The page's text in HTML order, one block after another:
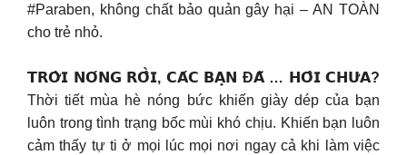
#Paraben, không chất bảo quản gây hại – AN TOÀN
cho trẻ nhỏ.
𝗧𝗥𝗢̛̀𝗜 𝗡𝗢́𝗡𝗚 𝗥𝗢̂̀𝗜, 𝗖𝗔́𝗖 𝗕𝗔̣𝗡 Đ𝗔̃ … 𝗛𝗢̂𝗜 𝗖𝗛𝗨̛𝗔?
Thời tiết mùa hè nóng bức khiến giày dép của bạn
luôn trong tình trạng bốc mùi khó chịu. Khiến bạn luôn
cảm thấy tự ti ở mọi lúc mọi nơi ngay cả khi làm việc